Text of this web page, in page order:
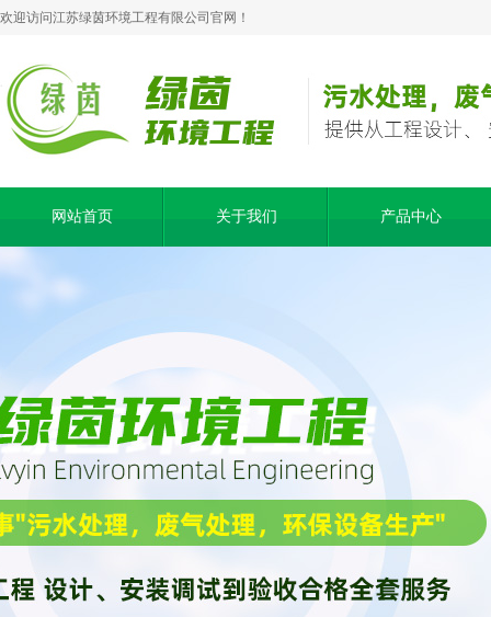
欢迎访问江苏绿茵环境工程有限公司官网！
网站首页 关于我们 产品中心